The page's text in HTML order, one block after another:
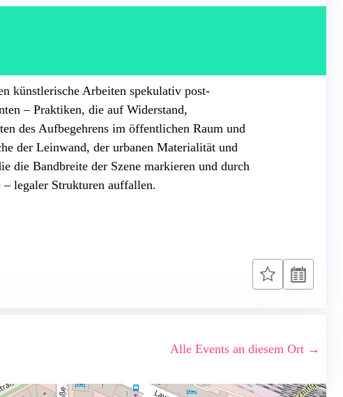
künstlerische Arbeiten spekulativ post-
– Praktiken, die auf Widerstand,
des Aufbegehrens im öffentlichen Raum und
der Leinwand, der urbanen Materialität und
die Bandbreite der Szene markieren und durch
legaler Strukturen auffallen.
Alle Events an diesem Ort →